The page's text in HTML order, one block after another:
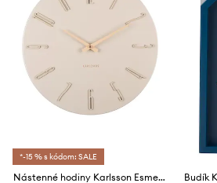
*-15 % s kódom: SALE
Nástenné hodiny Karlsson Esmerado 40 cm